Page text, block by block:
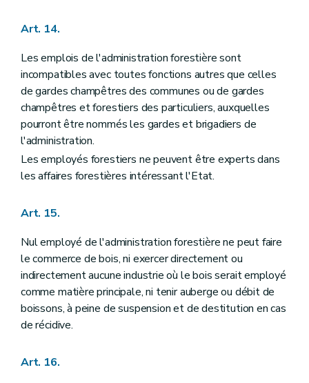
Art. 14.
Les emplois de l'administration forestière sont
incompatibles avec toutes fonctions autres que celles
de gardes champêtres des communes ou de gardes
champêtres et forestiers des particuliers, auxquelles
pourront être nommés les gardes et brigadiers de
l'administration.
Les employés forestiers ne peuvent être experts dans
les affaires forestières intéressant l'Etat.
Art. 15.
Nul employé de l'administration forestière ne peut faire
le commerce de bois, ni exercer directement ou
indirectement aucune industrie où le bois serait employé
comme matière principale, ni tenir auberge ou débit de
boissons, à peine de suspension et de destitution en cas
de récidive.
Art. 16.